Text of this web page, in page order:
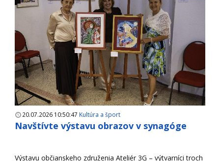
20.07.2026 10:50:47 Kultúra a šport
Navštívte výstavu obrazov v synagóge
Výstavu občianskeho združenia Ateliér 3G – výtvarníci troch